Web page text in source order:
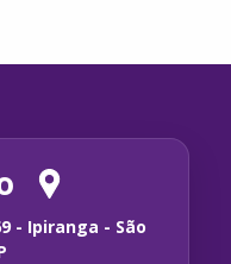
- Ipiranga - São